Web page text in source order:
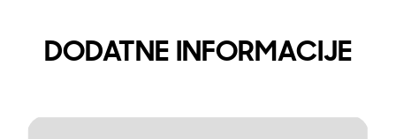
DODATNE INFORMACIJE